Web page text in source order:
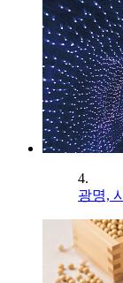
4.
광명,